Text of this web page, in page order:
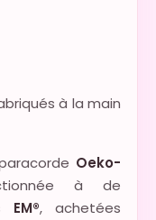
à la main
Oeko-
à de
EM®, achetées